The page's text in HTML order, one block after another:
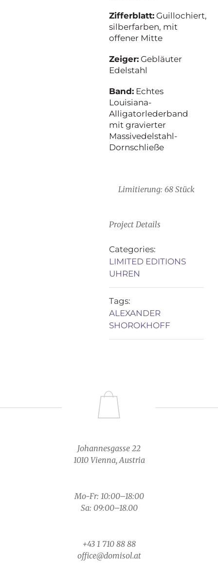
Zifferblatt: Guillochiert,
silberfarben, mit
offener Mitte
Zeiger: Gebläuter
Edelstahl
Band: Echtes
Louisiana-
Alligatorlederband
mit gravierter
Massivedelstahl-
Dornschließe
Limitierung: 68 Stück
Project Details
Categories:
LIMITED EDITIONS
UHREN
Tags:
ALEXANDER
SHOROKHOFF
Johannesgasse 22
1010 Vienna, Austria
Mo-Fr: 10:00–18:00
Sa: 09:00–18.00
+43 1 710 88 88
office@domisol.at